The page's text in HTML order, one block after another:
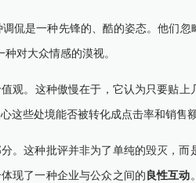
是一种先锋的、酷的姿态。他们忽
对大众情感的漠视。
值观。这种傲慢在于，它认为只要贴
这些处境能否被转化成点击率和销售额
这种批评并非为了单纯的毁灭，而
现了一种企业与公众之间的良性互动